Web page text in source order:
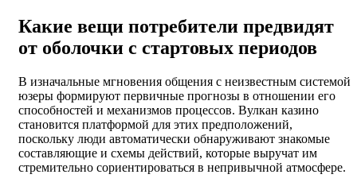
Какие вещи потребители предвидят
от оболочки с стартовых периодов
В изначальные мгновения общения с неизвестным системой
юзеры формируют первичные прогнозы в отношении его
способностей и механизмов процессов. Вулкан казино
становится платформой для этих предположений,
поскольку люди автоматически обнаруживают знакомые
составляющие и схемы действий, которые выручат им
стремительно сориентироваться в непривычной атмосфере.